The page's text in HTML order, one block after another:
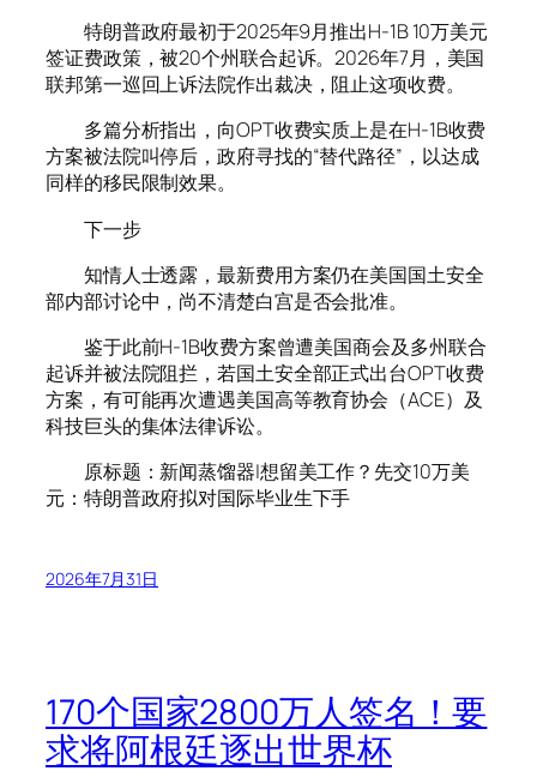
特朗普政府最初于2025年9月推出H-1B 10万美元
签证费政策，被20个州联合起诉。2026年7月，美国
联邦第一巡回上诉法院作出裁决，阻止这项收费。
多篇分析指出，向OPT收费实质上是在H-1B收费
方案被法院叫停后，政府寻找的“替代路径”，以达成
同样的移民限制效果。
下一步
知情人士透露，最新费用方案仍在美国国土安全
部内部讨论中，尚不清楚白宫是否会批准。
鉴于此前H-1B收费方案曾遭美国商会及多州联合
起诉并被法院阻拦，若国土安全部正式出台OPT收费
方案，有可能再次遭遇美国高等教育协会（ACE）及
科技巨头的集体法律诉讼。
原标题：新闻蒸馏器|想留美工作？先交10万美
元：特朗普政府拟对国际毕业生下手
2026年7月31日
170个国家2800万人签名！要
求将阿根廷逐出世界杯